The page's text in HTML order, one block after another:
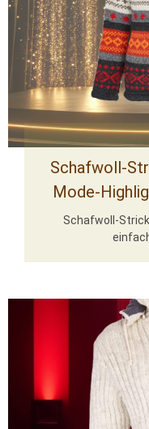
Schafwoll-
Mode-
Schafwoll-